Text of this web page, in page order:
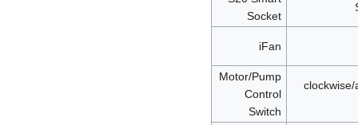
Socket
iFan
Motor/Pump
Control
Switch